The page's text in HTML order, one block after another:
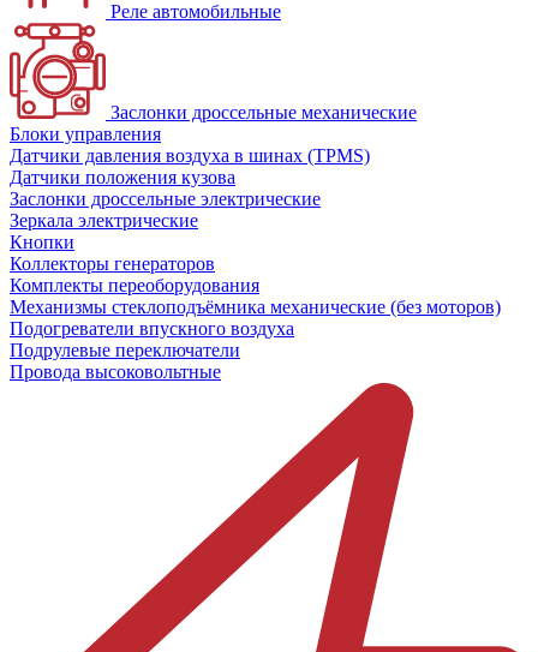
Реле автомобильные
Заслонки дроссельные механические
Блоки управления
Датчики давления воздуха в шинах (TPMS)
Датчики положения кузова
Заслонки дроссельные электрические
Зеркала электрические
Кнопки
Коллекторы генераторов
Комплекты переоборудования
Механизмы стеклоподъёмника механические (без моторов)
Подогреватели впускного воздуха
Подрулевые переключатели
Провода высоковольтные